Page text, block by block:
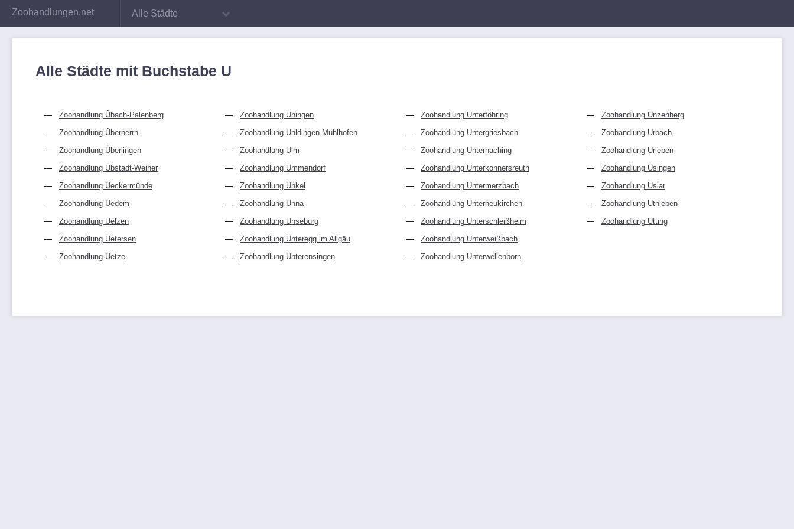
Zoohandlungen.net Alle Städte
Alle Städte mit Buchstabe U
Zoohandlung Übach-Palenberg
Zoohandlung Überherrn
Zoohandlung Überlingen
Zoohandlung Ubstadt-Weiher
Zoohandlung Ueckermünde
Zoohandlung Uedem
Zoohandlung Uelzen
Zoohandlung Uetersen
Zoohandlung Uetze
Zoohandlung Uhingen
Zoohandlung Uhldingen-Mühlhofen
Zoohandlung Ulm
Zoohandlung Ummendorf
Zoohandlung Unkel
Zoohandlung Unna
Zoohandlung Unseburg
Zoohandlung Unteregg im Allgäu
Zoohandlung Unterensingen
Zoohandlung Unterföhring
Zoohandlung Untergriesbach
Zoohandlung Unterhaching
Zoohandlung Unterkonnersreuth
Zoohandlung Untermerzbach
Zoohandlung Unterneukirchen
Zoohandlung Unterschleißheim
Zoohandlung Unterweißbach
Zoohandlung Unterwellenborn
Zoohandlung Unzenberg
Zoohandlung Urbach
Zoohandlung Urleben
Zoohandlung Usingen
Zoohandlung Uslar
Zoohandlung Uthleben
Zoohandlung Utting